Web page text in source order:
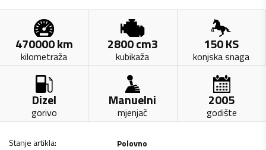
470000km
kilometraža
2800cm3
kubikaža
150KS
konjska snaga
Dizel
gorivo
Manuelni
mjenjač
2005
godište
Stanje artikla:
Polovno